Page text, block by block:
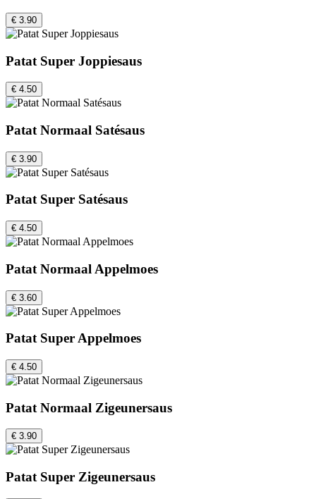
€ 3.90
Patat Super Joppiesaus
€ 4.50
Patat Normaal Satésaus
€ 3.90
Patat Super Satésaus
€ 4.50
Patat Normaal Appelmoes
€ 3.60
Patat Super Appelmoes
€ 4.50
Patat Normaal Zigeunersaus
€ 3.90
Patat Super Zigeunersaus